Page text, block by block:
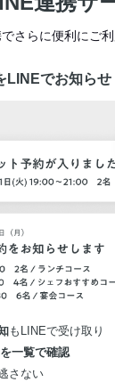
さらに便利にご
LINEでお知らせ
もLINEで受け取り
一覧で確認
さない